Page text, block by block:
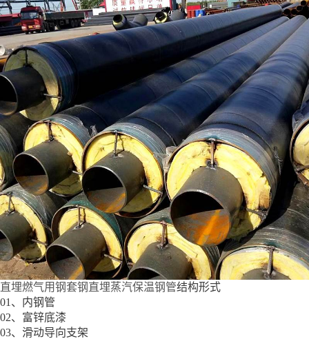
直埋燃气用钢套钢直埋蒸汽保温钢管结构形式
01、内钢管
02、富锌底漆
03、滑动导向支架